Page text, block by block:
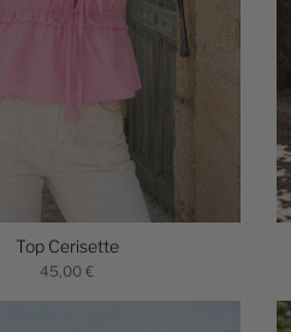
Top Cerisette
45,00 €